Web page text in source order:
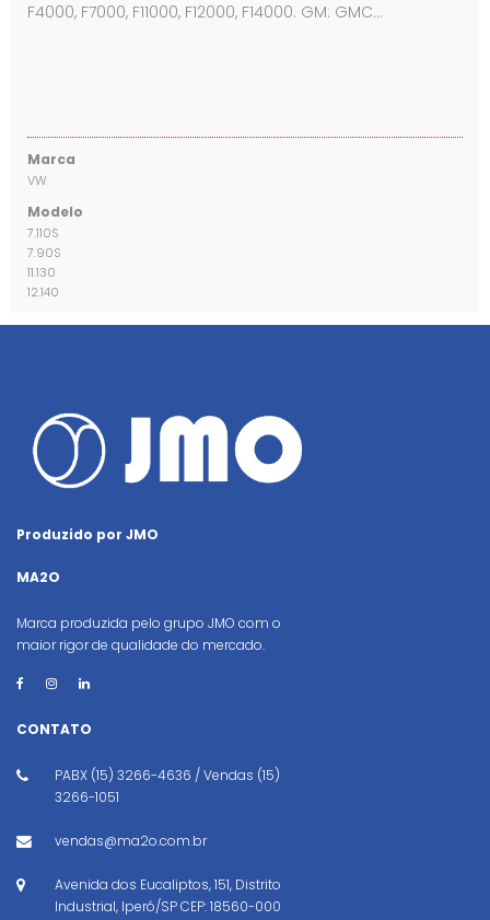
F4000, F7000, F11000, F12000, F14000. GM: GMC…
Marca
VW
Modelo
7.110S
7.90S
11.130
12.140
Produzido por JMO
MA2O
Marca produzida pelo grupo JMO com o
maior rigor de qualidade do mercado.
CONTATO
PABX (15) 3266-4636 / Vendas (15)
3266-1051
vendas@ma2o.com.br
Avenida dos Eucaliptos, 151, Distrito
Industrial, Iperó/SP CEP: 18560-000